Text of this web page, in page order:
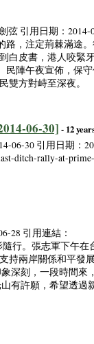
引用日期：2014-
路，注定荊棘滿途
白皮書，港人咬緊
民陣午夜宣佈，保
雙方對峙至深夜。
06-30] - 12
06-30 引用日期：
ditch-rally-at-
28 引用連結：
隨行。張志軍下午在
持兩岸關係和平發
深刻，一段時間來
有許願，希望透過